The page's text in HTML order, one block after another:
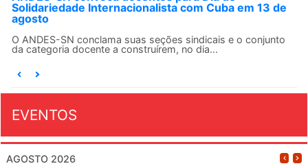
Solidariedade Internacionalista com Cuba em 13 de
agosto
O ANDES-SN conclama suas seções sindicais e o conjunto
da categoria docente a construírem, no dia...
EVENTOS
AGOSTO 2026